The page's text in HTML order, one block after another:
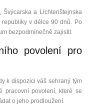
a Lichtenštejnska
v délce 90 dnů. Po
bezpodmínečně zajistit.
povolení pro
k dispozici váš sehraný tým
pracovní povolení, které se
o jeho prodloužení.